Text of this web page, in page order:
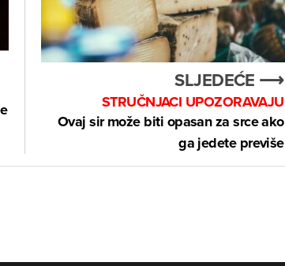
SLJEDEĆE ⟶
STRUČNJACI UPOZORAVAJU
Ovaj sir može biti opasan za srce ako
ga jedete previše